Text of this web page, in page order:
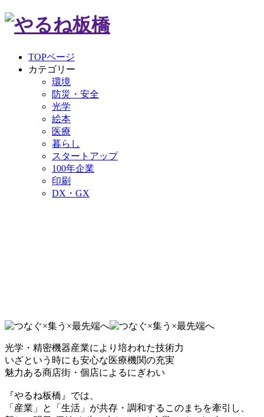
TOPページ
カテゴリー
環境
防災・安全
光学
絵本
医療
暮らし
スタートアップ
100年企業
印刷
DX・GX
光学・精密機器産業により培われた技術力
いざという時にも安心な医療機関の充実
魅力ある商店街・個店によるにぎわい
『やるね板橋』では、
「産業」と「生活」が共存・調和するこのまちを牽引し、